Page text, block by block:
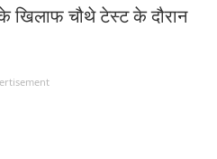
खिलाफ चौथे टेस्ट के दौरान